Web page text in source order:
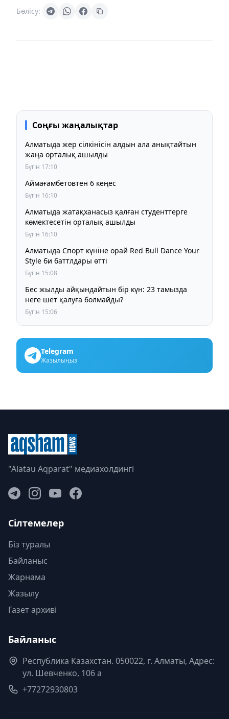
Бөлісу:
Соңғы жаңалықтар
Алматыда жер сілкінісін алдын ала анықтайтын
жаңа орталық ашылды
Бүгін 17:10
Аймағамбетовтен 6 кеңес
Бүгін 16:10
Алматыда жатақханасыз қалған студенттерге
көмектесетін орталық ашылды
Бүгін 16:10
Алматыда Спорт күніне орай Red Bull Dance Your
Style би баттлдары өтті
Бүгін 15:08
Бес жылды айқындайтын бір күн: 23 тамызда
неге шет қалуға болмайды?
Бүгін 15:06
Telegram
Жазылыңыз
"Alatau Aqparat" медиахолдингі
Сілтемелер
Біз туралы
Байланыс
Жарнама
Жазылу
Газет архиві
Байланыс
Республика Казахстан. 050022, г. Алматы, Адрес:
ул. Шевченко, 106 а
+77272930803